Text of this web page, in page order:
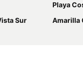
Playa
Sur Amarilla